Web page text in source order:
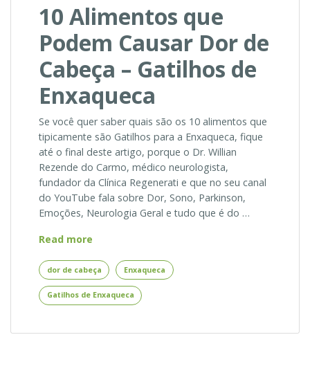
10 Alimentos que
Podem Causar Dor de
Cabeça – Gatilhos de
Enxaqueca
Se você quer saber quais são os 10 alimentos que
tipicamente são Gatilhos para a Enxaqueca, fique
até o final deste artigo, porque o Dr. Willian
Rezende do Carmo, médico neurologista,
fundador da Clínica Regenerati e que no seu canal
do YouTube fala sobre Dor, Sono, Parkinson,
Emoções, Neurologia Geral e tudo que é do …
Read more
que
Podem
Causar
dor de cabeça Enxaqueca
Gatilhos de Enxaqueca